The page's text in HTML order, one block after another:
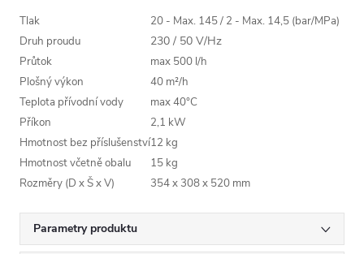
Tlak 20 - Max. 145 / 2 - Max. 14,5 (bar/MPa)
Druh proudu
230 / 50 V/Hz
Průtok
max 500 l/h
Plošný výkon
40 m²/h
Teplota přívodní vody
max 40°C
Příkon
2,1 kW
Hmotnost bez příslušenství12 kg
Hmotnost včetně obalu
15 kg
Rozměry (D x Š x V)
354 x 308 x 520 mm
Parametry produktu